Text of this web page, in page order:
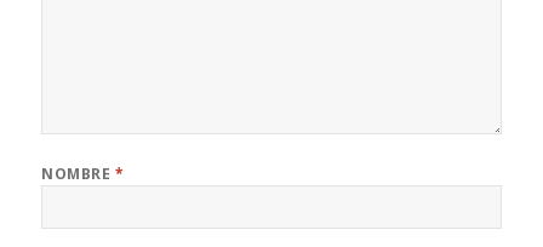
NOMBRE *